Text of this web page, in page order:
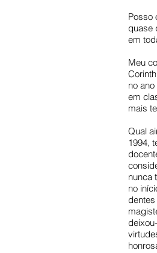
Posso
quase
em
Meu
no
em
mais
Qual
1994,
nunca
no